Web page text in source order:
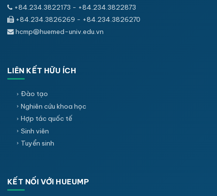
+84.234.3822173 - +84.234.3822873
+84.234.3826269 - +84.234.3826270
hcmp@huemed-univ.edu.vn
LIÊN KẾT HỮU ÍCH
Đào tạo
Nghiên cứu khoa học
Hợp tác quốc tế
Sinh viên
Tuyển sinh
KẾT NỐI VỚI HUEUMP